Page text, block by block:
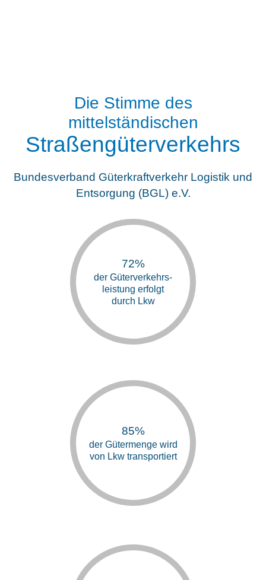
Die Stimme des
mittelständischen
Straßengüterverkehrs
Bundesverband Güterkraftverkehr Logistik und
Entsorgung (BGL) e.V.
72%
der Güterverkehrs-
leistung erfolgt
durch Lkw
85%
der Gütermenge wird
von Lkw transportiert